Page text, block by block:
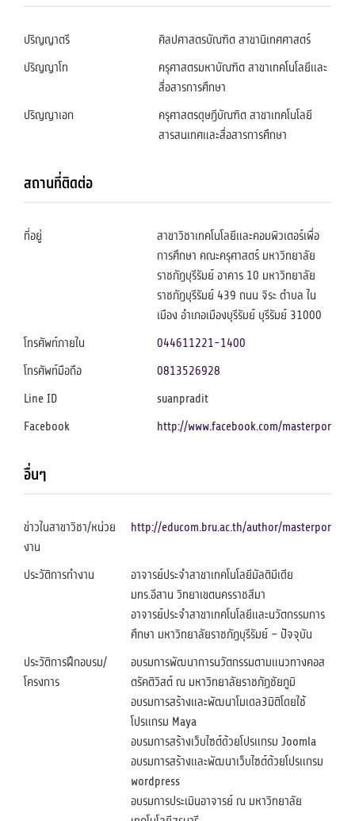
ปริญญาตรี
ศิลปศาสตรบัณฑิต สาขานิเทศศาสตร์
ปริญญาโท
ครุศาสตรมหาบัณฑิต สาขาเทคโนโลยีและ
สื่อสารการศึกษา
ปริญญาเอก
ครุศาสตรดุษฎีบัณฑิต สาขาเทคโนโลยี
สารสนเทศและสื่อสารการศึกษา
สถานที่ติดต่อ
ที่อยู่
สาขาวิชาเทคโนโลยีและคอมพิวเตอร์เพื่อ
การศึกษา คณะครุศาสตร์ มหาวิทยาลัย
ราชภัฏบุรีรัมย์ อาคาร 10 มหาวิทยาลัย
ราชภัฏบุรีรัมย์ 439 ถนน จิระ ตำบล ใน
เมือง อำเภอเมืองบุรีรัมย์ บุรีรัมย์ 31000
โทรศัพท์ภายใน
044611221-1400
โทรศัพท์มือถือ
0813526928
Line ID
suanpradit
Facebook
http://www.facebook.com/masterpor
อื่นๆ
ข่าวในสาขาวิชา/หน่วย
งาน
http://educom.bru.ac.th/author/masterpor
ประวัติการทำงาน
อาจารย์ประจำสาขาเทคโนโลยีมัลติมีเดีย
มทร.อีสาน วิทยาเขตนครราชสีมา
อาจารย์ประจำสาขาเทคโนโลยีและนวัตกรรมการ
ศึกษา มหาวิทยาลัยราชภัฏบุรีรัมย์ – ปัจจุบัน
ประวัติการฝึกอบรม/
โครงการ
อบรมการพัฒนาการนวัตกรรมตามแนวทางคอส
ตรัคติวิสต์ ณ มหาวิทยาลัยราชภัฏชัยภูมิ
อบรมการสร้างและพัฒนาโมเดล3มิติโดยใช้
โปรแกรม Maya
อบรมการสร้างเว็บไซต์ด้วยโปรแกรม Joomla
อบรมการสร้างและพัฒนาเว็บไซต์ด้วยโปรแกรม
wordpress
อบรมการประเมินอาจารย์ ณ มหาวิทยาลัย